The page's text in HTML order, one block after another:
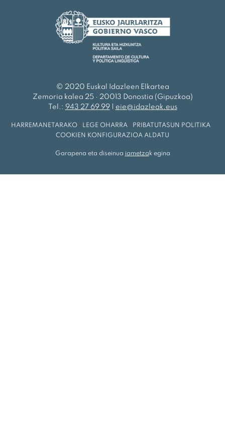
© 2020 Euskal Idazleen Elkartea
Zemoria kalea 25 · 20013 Donostia (Gipuzkoa)
Tel.: 943 27 69 99| eie@idazleak.eus
HARREMANETARAKO LEGE OHARRA PRIBATUTASUN POLITIKA
COOKIEN KONFIGURAZIOA ALDATU
Garapena eta diseinua iametza k egina